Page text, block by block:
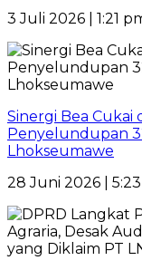
3 Juli 2026 | 1:21
Sinergi Bea Cukai
Penyelundupan
Lhokseumawe
28 Juni 2026 |